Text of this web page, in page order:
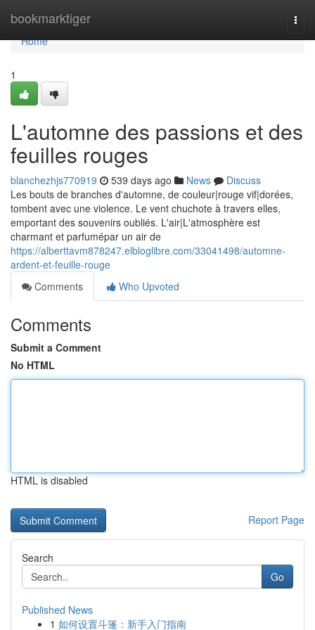
bookmarktiger
Home
Home
1
L'automne des passions et des
feuilles rouges
blanchezhjs770919 539 days ago News
Discuss
Les bouts de branches d'automne, de couleur|rouge vif|dorées,
tombent avec une violence. Le vent chuchote à travers elles,
emportant des souvenirs oubliés. L'air|L'atmosphère est
charmant et parfumépar un air de
https://alberttavm878247.elbloglibre.com/33041498/automne-
ardent-et-feuille-rouge
Comments
Who Upvoted
Comments
Submit a Comment
No HTML
HTML is disabled
Report Page
Search
Go
Published News
1 如何设置斗篷：新手入门指南